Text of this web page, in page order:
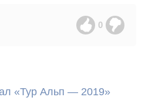
0
«Тур Альп — 2019»